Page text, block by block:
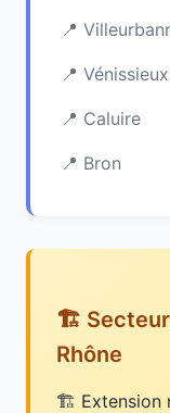
Vénissieux
Caluire
Bron
🏗️
Rhône
Extension